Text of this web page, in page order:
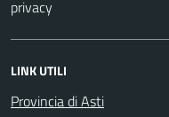
privacy
LINK UTILI
Provincia di Asti